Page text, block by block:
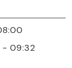
- 09:32